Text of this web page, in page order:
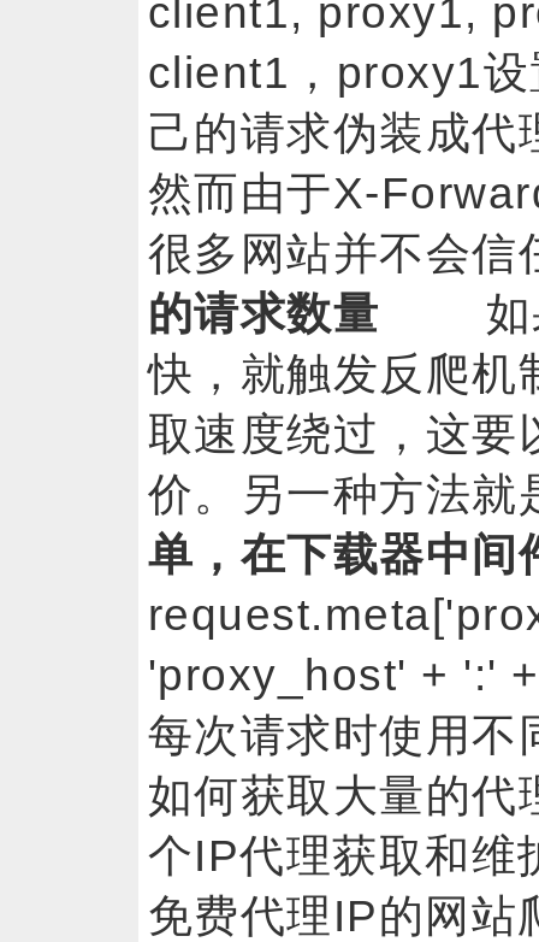
client1,
client1，proxy1
己的请求伪装成代
然而由于X-
很多网站并不
的请求数量 如果
快，就触发反爬机
取速度绕过，这要
价。另一种方
单，在下载器中间
'proxy_host' +
每次请求时使用不
如何获取大量的
个IP代理获取和维
免费代理IP的网站